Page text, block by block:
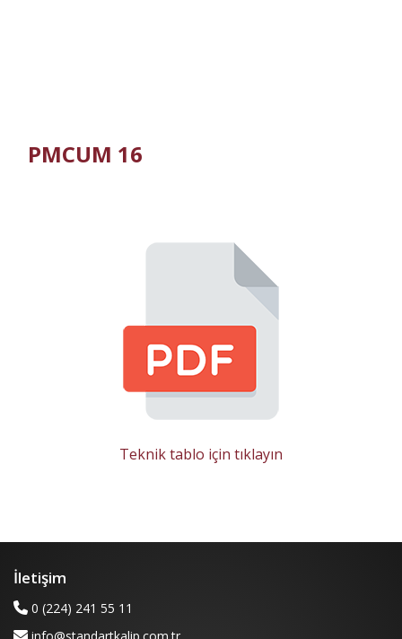
PMCUM 16
Teknik tablo için tıklayın
İletişim
0 (224) 241 55 11